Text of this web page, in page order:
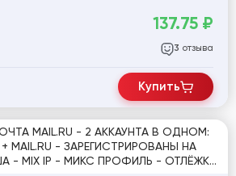
137.75 ₽
3 отзыва
Купить
MAIL.RU - 2 АККАУНТА В ОДНОМ:
MAIL.RU - ЗАРЕГИСТРИРОВАНЫ НА
- MIX IP - МИКС ПРОФИЛЬ - ОТЛЁЖКА